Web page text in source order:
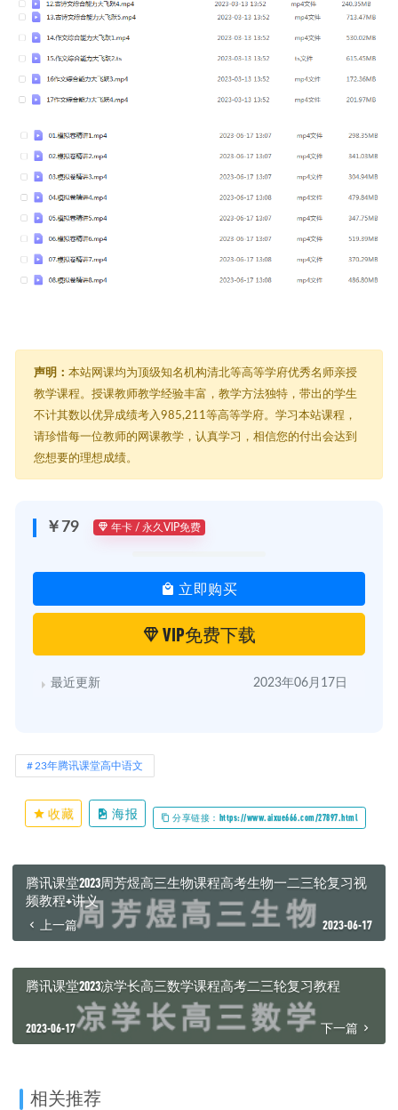
声明： 本站网课均为顶级知名机构清北等高等学府优秀名师亲授
教学课程。授课教师教学经验丰富，教学方法独特，带出的学生
不计其数以优异成绩考入985,211等高等学府。学习本站课程，
请珍惜每一位教师的网课教学，认真学习，相信您的付出会达到
您想要的理想成绩。
￥79 年卡 / 永久VIP免费
立即购买
VIP免费下载
最近更新 2023年06月17日
23年腾讯课堂高中语文
收藏 海报 分享链接：https://www.aixue666.com/27897.html
腾讯课堂2023周芳煜高三生物课程高考生物一二三轮复习视
频教程+讲义
上一篇 2023-06-17
腾讯课堂2023凉学长高三数学课程高考二三轮复习教程
2023-06-17 下一篇
相关推荐